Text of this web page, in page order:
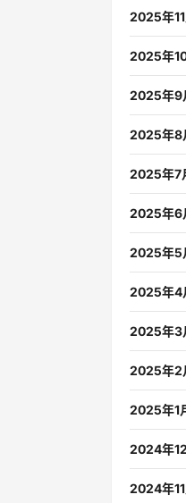
2025年11
2025年
2025年9
2025年8
2025年7
2025年6
2025年5
2025年4
2025年3
2025年2
2025年1
2024年
2024年11